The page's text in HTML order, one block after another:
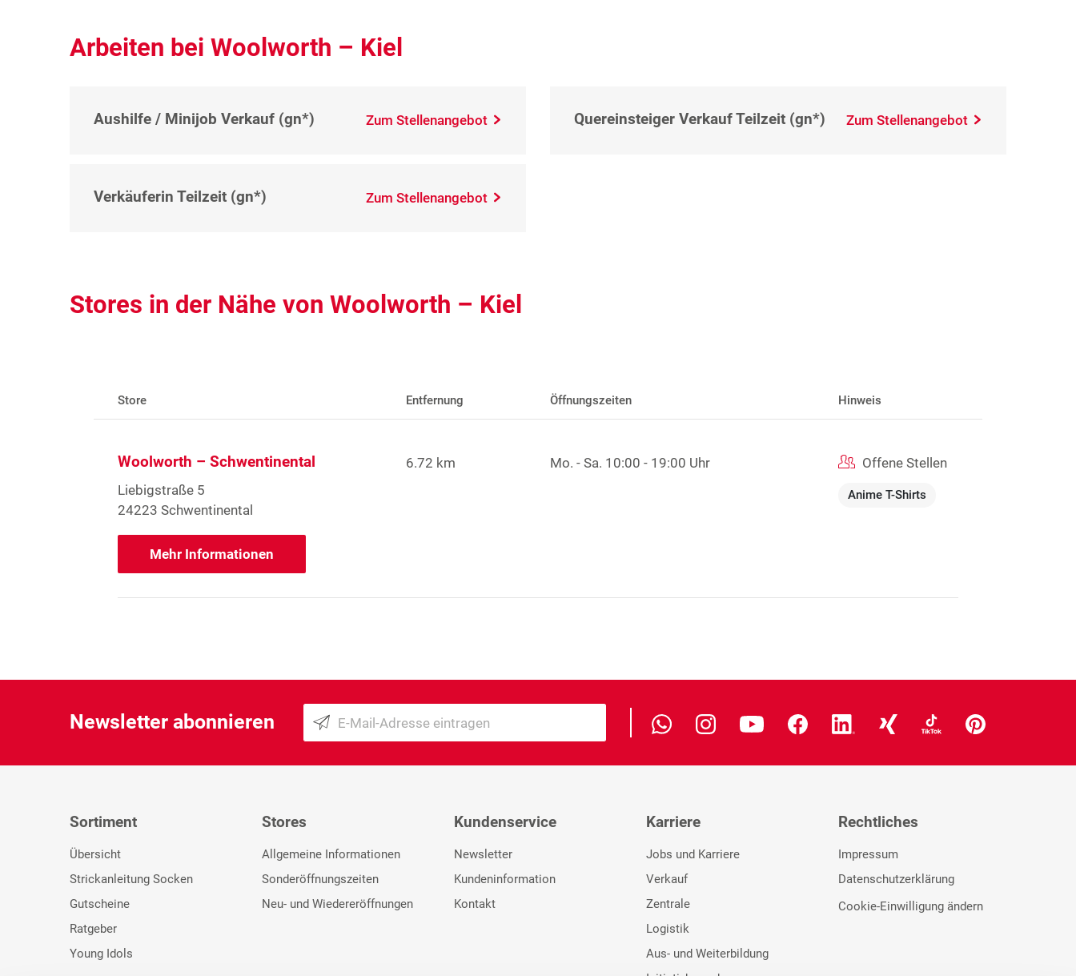
Arbeiten bei Woolworth – Kiel
Aushilfe / Minijob Verkauf (gn*) Zum Stellenangebot Quereinsteiger Verkauf Teilzeit (gn*) Zum Stellenangebot
Verkäuferin Teilzeit (gn*) Zum Stellenangebot
Stores in der Nähe von Woolworth – Kiel
Store Entfernung Öffnungszeiten Hinweis
Woolworth – Schwentinental
Liebigstraße 5
24223 Schwentinental
Mehr Informationen
6.72 km Mo. - Sa. 10:00 - 19:00 Uhr Offene Stellen
Anime T-Shirts
Newsletter abonnieren
Sortiment
Übersicht
Strickanleitung Socken
Gutscheine
Ratgeber
Young Idols
Stores
Allgemeine Informationen
Sonderöffnungszeiten
Neu- und Wiedereröffnungen
Kundenservice
Newsletter
Kundeninformation
Kontakt
Karriere
Jobs und Karriere
Verkauf
Zentrale
Logistik
Aus- und Weiterbildung
Rechtliches
Impressum
Datenschutzerklärung
Cookie-Einwilligung ändern